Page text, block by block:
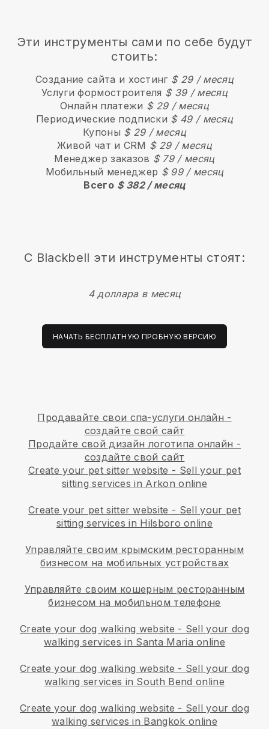
Эти инструменты сами по себе будут
стоить:
Создание сайта и хостинг $ 29 / месяц
Услуги формостроителя $ 39 / месяц
Онлайн платежи $ 29 / месяц
Периодические подписки $ 49 / месяц
Купоны $ 29 / месяц
Живой чат и CRM $ 29 / месяц
Менеджер заказов $ 79 / месяц
Мобильный менеджер $ 99 / месяц
Всего $ 382 / месяц
С Blackbell эти инструменты стоят:
4 доллара в месяц
НАЧАТЬ БЕСПЛАТНУЮ ПРОБНУЮ ВЕРСИЮ
Продавайте свои спа-услуги онлайн -
создайте свой сайт
Продайте свой дизайн логотипа онлайн -
создайте свой сайт
Create your pet sitter website - Sell your pet
sitting services in Arkon online
Create your pet sitter website - Sell your pet
sitting services in Hilsboro online
Управляйте своим крымским ресторанным
бизнесом на мобильных устройствах
Управляйте своим кошерным ресторанным
бизнесом на мобильном телефоне
Create your dog walking website - Sell your dog
walking services in Santa Maria online
Create your dog walking website - Sell your dog
walking services in South Bend online
Create your dog walking website - Sell your dog
walking services in Bangkok online